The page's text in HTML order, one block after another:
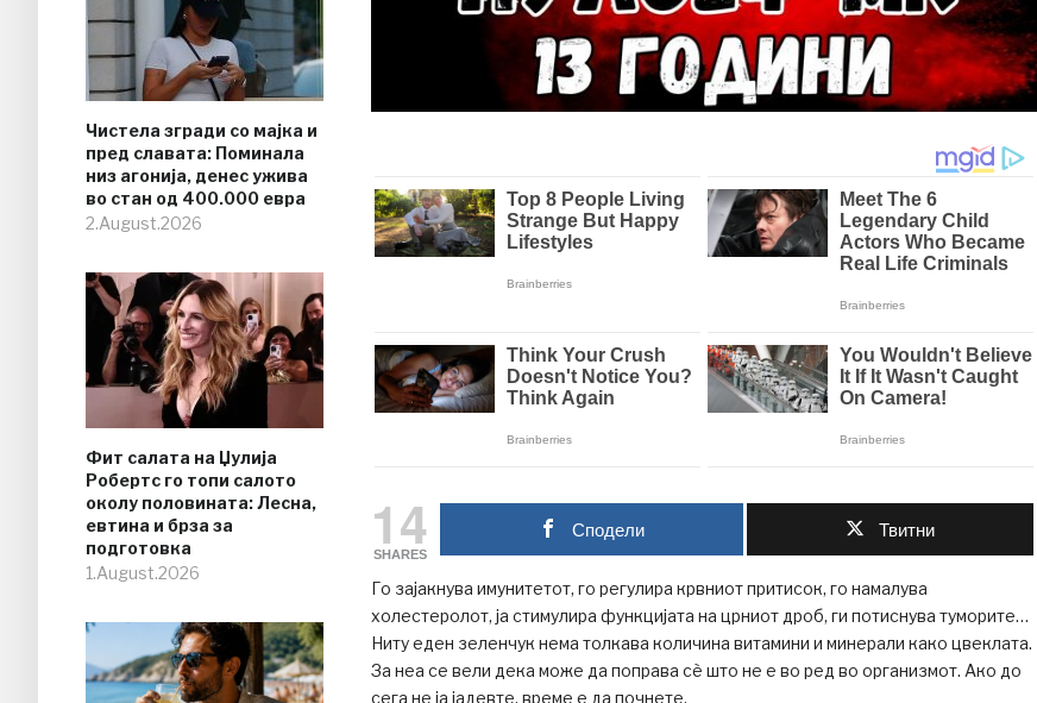
Чистела згради со мајка и
пред славата: Поминала
низ агонија, денес ужива
во стан од 400.000 евра
2.August.2026
Фит салата на Џулија
Робертс го топи салото
околу половината: Лесна,
евтина и брза за
подготовка
1.August.2026
14
SHARES
Сподели Твитни
Го зајакнува имунитетот, го регулира крвниот притисок, го намалува
холестеролот, ја стимулира функцијата на црниот дроб, ги потиснува туморите…
Ниту еден зеленчук нема толкава количина витамини и минерали како цвеклата.
За неа се вели дека може да поправа сè што не е во ред во организмот. Ако до
сега не ја јадевте, време е да почнете.